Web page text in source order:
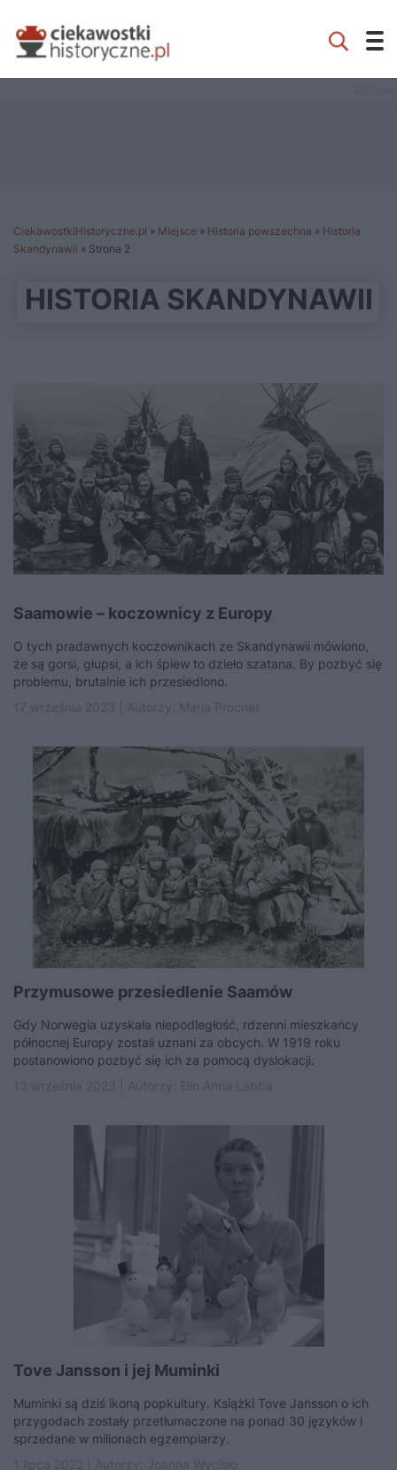
CiekawostkiHistoryczne.pl » Miejsce » Historia powszechna » Historia
Skandynawii » Strona 2
HISTORIA SKANDYNAWII
Saamowie – koczownicy z Europy
O tych pradawnych koczownikach ze Skandynawii mówiono,
że są gorsi, głupsi, a ich śpiew to dzieło szatana. By pozbyć się
problemu, brutalnie ich przesiedlono.
Przymusowe przesiedlenie Saamów
Gdy Norwegia uzyskała niepodległość, rdzenni mieszkańcy
północnej Europy zostali uznani za obcych. W 1919 roku
postanowiono pozbyć się ich za pomocą dyslokacji.
Tove Jansson i jej Muminki
Muminki są dziś ikoną popkultury. Książki Tove Jansson o ich
przygodach zostały przetłumaczone na ponad 30 języków i
sprzedane w milionach egzemplarzy.